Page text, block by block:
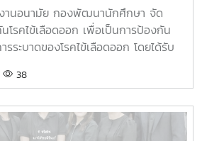
านอนามัย กองพัฒนานักศึกษา จัด
รคไข้เลือดออก เพื่อเป็นการป้องกัน
ระบาดของโรคไข้เลือดออก โดยได้รับ
ำรวจทำลายแหล่งเพาะพันธุ์ยุงลาย
ด้รับความอนุเคราะห์รถรับนักศึกษาจาก
อม
38